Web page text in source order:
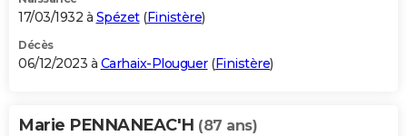
17/03/1932 à Spézet(Finistère)
Décès
06/12/2023 à Carhaix-Plouguer(Finistère)
Marie PENNANEAC'H (87 ans)